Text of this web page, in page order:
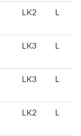
LK2 L
LK3 L
LK3 L
LK2 L